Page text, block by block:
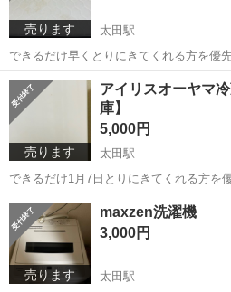
売ります 太田駅
できるだけ早くとりにきてくれる方を優
しくおねがいします。
群馬 太田市 太田駅 寝具
売ります
アイリスオーヤマ
庫】
5,000円
太田駅
できるだけ1月7日とりにきてくれる方を
ろしくおねがいします。
群馬 太田市 太田駅 キッチン
売ります
maxzen洗濯機
3,000円
太田駅